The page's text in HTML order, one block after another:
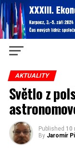
AKTUALITY
Světlo z
Published 10
By Jaromír